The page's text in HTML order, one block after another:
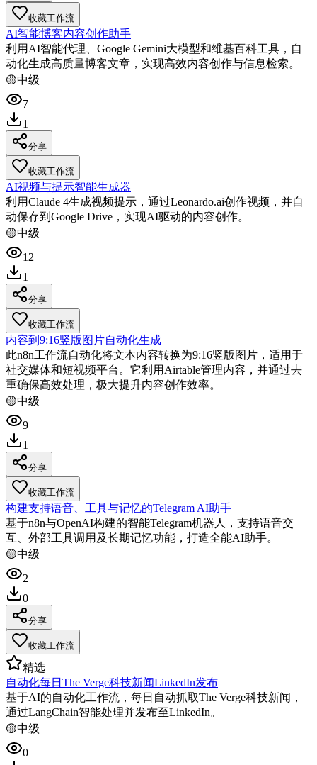
收藏工作流
AI智能博客内容创作助手
利用AI智能代理、Google Gemini大模型和维基百科工具，自
动化生成高质量博客文章，实现高效内容创作与信息检索。
🟡中级
7
1
分享
收藏工作流
AI视频与提示智能生成器
利用Claude 4生成视频提示，通过Leonardo.ai创作视频，并自
动保存到Google Drive，实现AI驱动的内容创作。
🟡中级
12
1
分享
收藏工作流
内容到9:16竖版图片自动化生成
此n8n工作流自动化将文本内容转换为9:16竖版图片，适用于
社交媒体和短视频平台。它利用Airtable管理内容，并通过去
重确保高效处理，极大提升内容创作效率。
🟡中级
9
1
分享
收藏工作流
构建支持语音、工具与记忆的Telegram AI助手
基于n8n与OpenAI构建的智能Telegram机器人，支持语音交
互、外部工具调用及长期记忆功能，打造全能AI助手。
🟡中级
2
0
分享
收藏工作流
精选
自动化每日The Verge科技新闻LinkedIn发布
基于AI的自动化工作流，每日自动抓取The Verge科技新闻，
通过LangChain智能处理并发布至LinkedIn。
🟡中级
0